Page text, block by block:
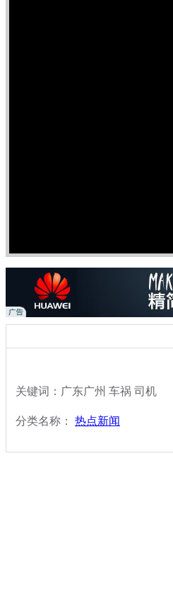
关键词：广东广州 车祸 司机
分类名称： 热点新闻